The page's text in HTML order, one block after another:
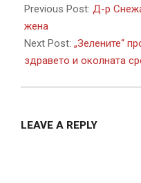
03-
22
Previous Post: Д-р
жена
Next Post: „Зелените“
здравето и околната
LEAVE A REPLY